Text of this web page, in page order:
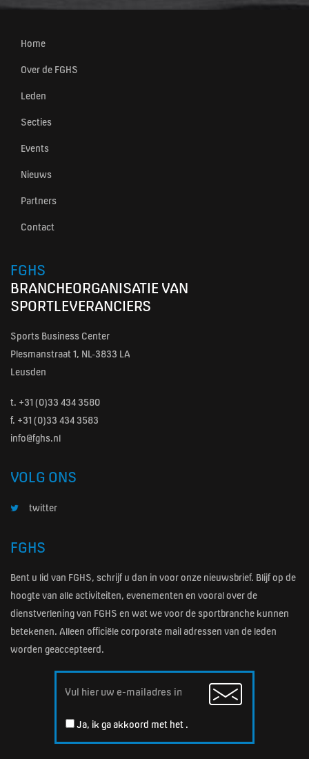
Home
Over de FGHS
Leden
Secties
Events
Nieuws
Partners
Contact
FGHS
BRANCHEORGANISATIE VAN
SPORTLEVERANCIERS
Sports Business Center
Plesmanstraat 1, NL-3833 LA
Leusden
t. +31 (0)33 434 3580
f. +31 (0)33 434 3583
info@fghs.nl
VOLG ONS
twitter
FGHS
Bent u lid van FGHS, schrijf u dan in voor onze nieuwsbrief. Blijf op de
hoogte van alle activiteiten, evenementen en vooral over de
dienstverlening van FGHS en wat we voor de sportbranche kunnen
betekenen. Alleen officiële corporate mail adressen van de leden
worden geaccepteerd.
Email
Ja, ik ga akkoord met het .